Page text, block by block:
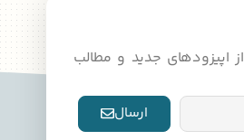
از اپیزودهای جدید و مطالب
ارسال